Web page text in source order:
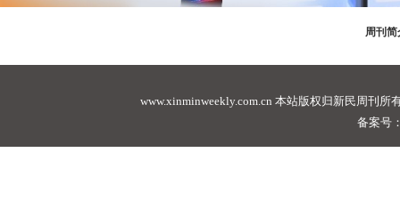
周刊简
www.xinminweekly.com.cn 本站版权归新民周刊所
备案号